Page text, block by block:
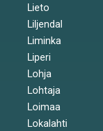
Lieto
Liljendal
Liminka
Liperi
Lohja
Lohtaja
Loimaa
Lokalahti